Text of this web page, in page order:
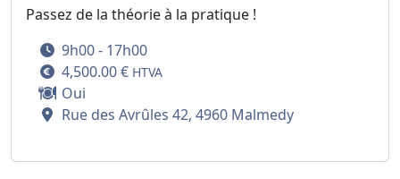
Passez de la théorie à la pratique !
9h00 - 17h00
4,500.00 € HTVA
Oui
Rue des Avrûles 42, 4960 Malmedy